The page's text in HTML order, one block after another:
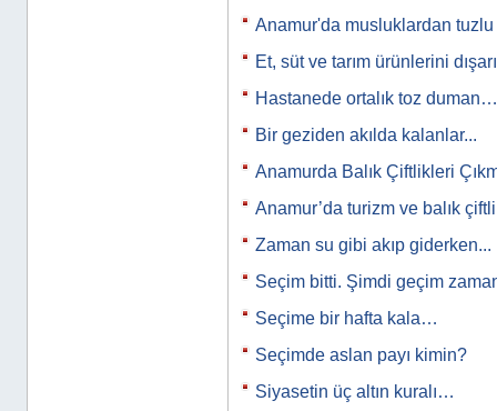
Anamur'da musluklardan
Et, süt ve tarım ürünlerini
Hastanede ortalık toz duman…
Bir geziden akılda kalanlar...
Anamurda Balık Çiftlikleri
Anamur’da turizm ve balık
Zaman su gibi akıp giderken...
Seçim bitti. Şimdi geçim
Seçime bir hafta kala…
Seçimde aslan payı kimin?
Siyasetin üç altın kuralı…